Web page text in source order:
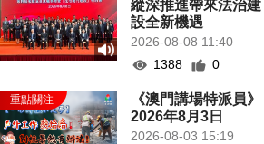
縱深推進帶來法治建
設全新機遇
2026-08-08 11:40
1388
0
《澳門講場特派員》
2026年8月3日
2026-08-03 15:19